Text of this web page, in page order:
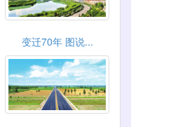
变迁70年 图说...